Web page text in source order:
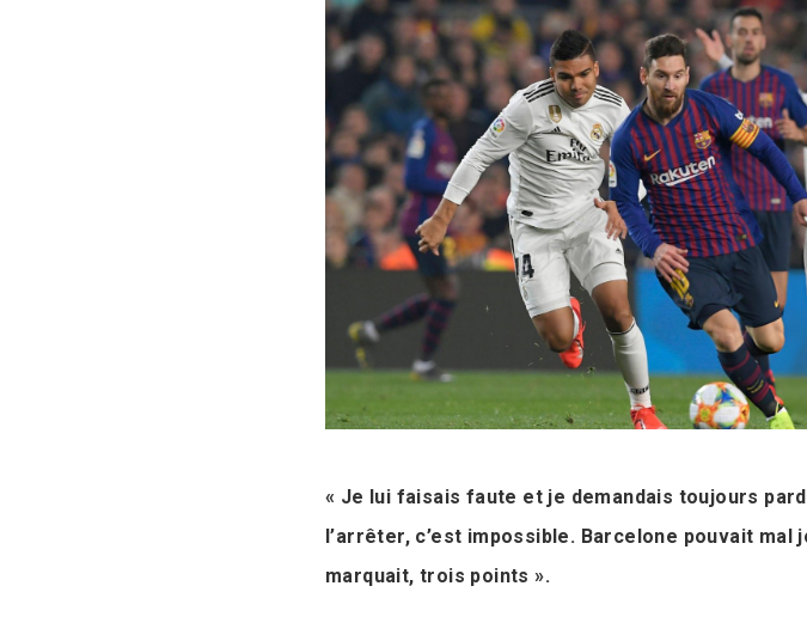
« Je lui faisais faute et je demandais toujours
l’arrêter, c’est impossible. Barcelone pouvait mal
marquait, trois points ».